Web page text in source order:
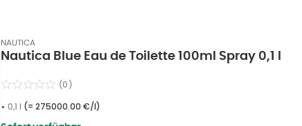
NAUTICA
Nautica Blue Eau de Toilette 100ml Spray 0,1 l
(0)
• 0,1 l (= 275000.00 €/l)